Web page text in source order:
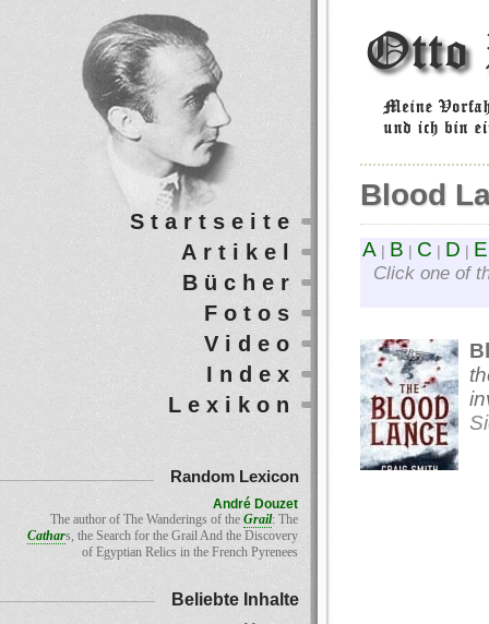
Blood
A B C D E
Click one of
Startseite
Artikel
Bücher
Fotos
Video
Index
Lexikon
Random Lexicon
André Douzet
The author of The Wanderings of the Grail: The
Cathars, the Search for the Grail And the Discovery
of Egyptian Relics in the French Pyrenees
Beliebte Inhalte